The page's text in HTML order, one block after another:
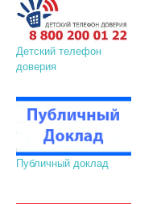
Детский телефон
доверия
Публичный доклад